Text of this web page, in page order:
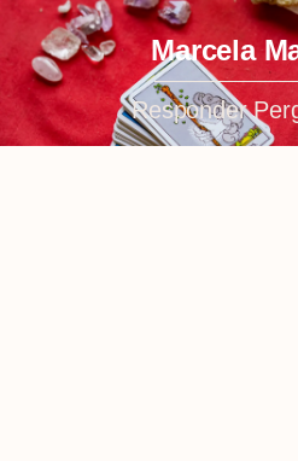
Marcela
Responder